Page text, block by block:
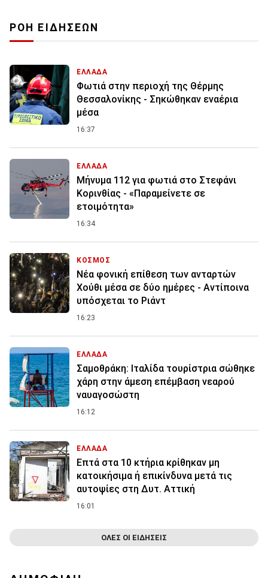
ΡΟΗ ΕΙΔΗΣΕΩΝ
ΕΛΛΑΔΑ
Φωτιά στην περιοχή της Θέρμης
Θεσσαλονίκης - Σηκώθηκαν εναέρια
μέσα
16:37
ΕΛΛΑΔΑ
Μήνυμα 112 για φωτιά στο Στεφάνι
Κορινθίας - «Παραμείνετε σε
ετοιμότητα»
16:34
ΚΟΣΜΟΣ
Νέα φονική επίθεση των ανταρτών
Χούθι μέσα σε δύο ημέρες - Αντίποινα
υπόσχεται το Ριάντ
16:23
ΕΛΛΑΔΑ
Σαμοθράκη: Ιταλίδα τουρίστρια σώθηκε
χάρη στην άμεση επέμβαση νεαρού
ναυαγοσώστη
16:12
ΕΛΛΑΔΑ
Επτά στα 10 κτήρια κρίθηκαν μη
κατοικήσιμα ή επικίνδυνα μετά τις
αυτοψίες στη Δυτ. Αττική
16:01
ΟΛΕΣ ΟΙ ΕΙΔΗΣΕΙΣ